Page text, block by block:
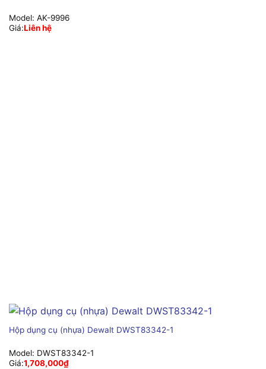
Model: AK-9996
Giá:Liên hệ
Hộp dụng cụ (nhựa) Dewalt DWST83342-1
Model: DWST83342-1
Giá:1,708,000₫